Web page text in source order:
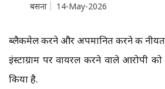
बसना
14-May-2026
ब्लैकमेल करने और अपमानित करने की नीयत
इंस्टाग्राम पर वायरल करने वाले आरोपी
किया है.